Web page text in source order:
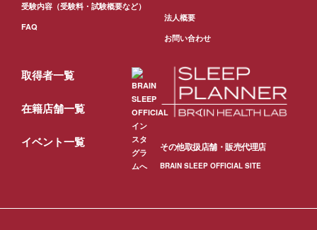
受験内容（受験料・試験概要など）
FAQ
法人概要
お問い合わせ
取得者一覧
在籍店舗一覧
イベント一覧 その他取扱店舗・販売代理店
BRAIN SLEEP OFFICIAL SITE